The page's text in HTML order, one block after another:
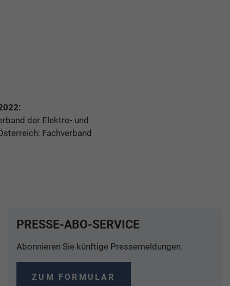
der Elektro- und
Fachverband
PRESSE-ABO-SERVICE
Abonnieren Sie künftige Pressemeldungen.
ZUM FORMULAR